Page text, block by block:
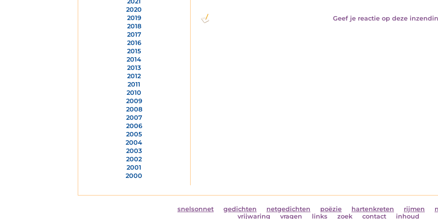
2020
2019
2018
2017
2016
2015
2014
2013
2012
2011
2010
2009
2008
2007
2006
2005
2004
2003
2002
2001
2000
Geef je reactie op deze
snelsonnet gedichten netgedichten poëzie hartenkreten rijmen
vrijwaring
vragen links zoek contact inhoud